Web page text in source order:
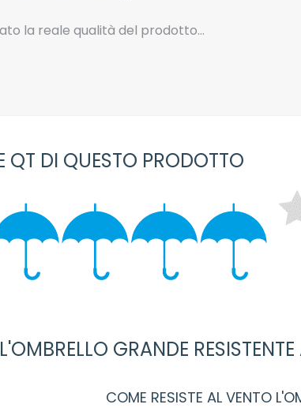
la reale qualità del prodotto…
QT DI QUESTO PRODOTTO
GRANDE
COME RESISTE AL VENTO